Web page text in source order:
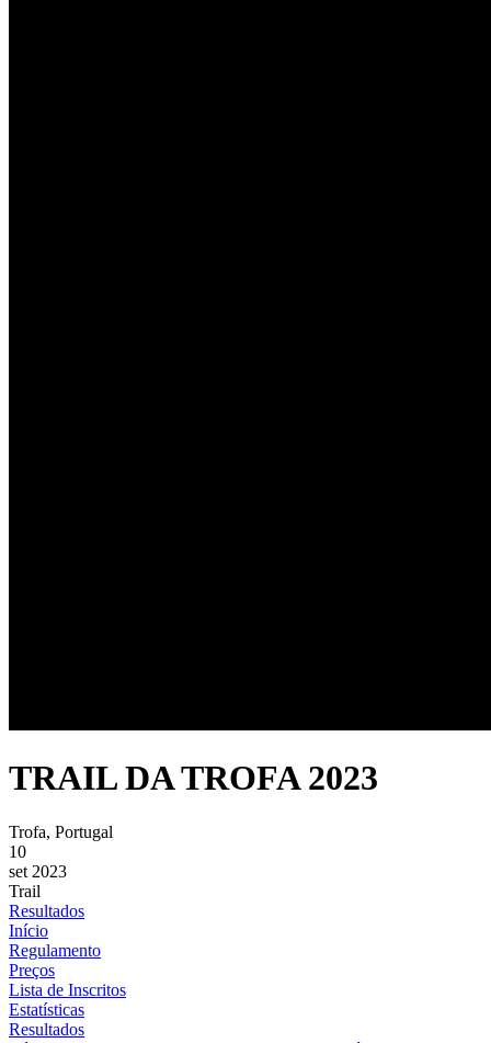
TRAIL DA TROFA 2023
Trofa, Portugal
10
set 2023
Trail
Resultados
Início
Regulamento
Preços
Lista de Inscritos
Estatísticas
Resultados